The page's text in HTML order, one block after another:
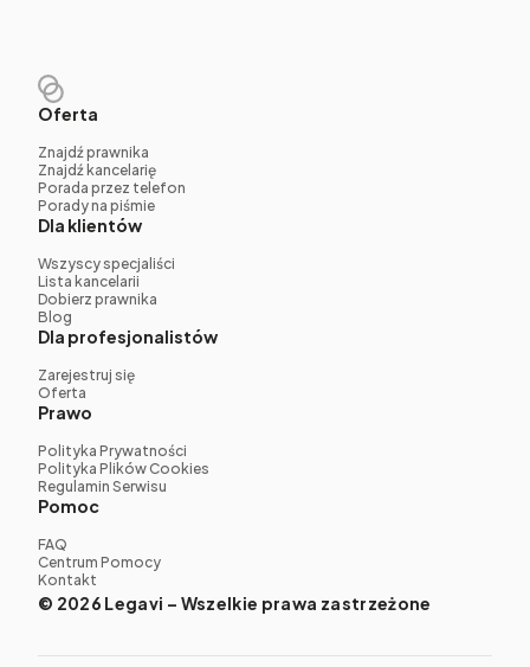
Oferta
Znajdź prawnika
Znajdź kancelarię
Porada przez telefon
Porady na piśmie
Dla klientów
Wszyscy specjaliści
Lista kancelarii
Dobierz prawnika
Blog
Dla profesjonalistów
Zarejestruj się
Oferta
Prawo
Polityka Prywatności
Polityka Plików Cookies
Regulamin Serwisu
Pomoc
FAQ
Centrum Pomocy
Kontakt
© 2026 Legavi – Wszelkie prawa zastrzeżone